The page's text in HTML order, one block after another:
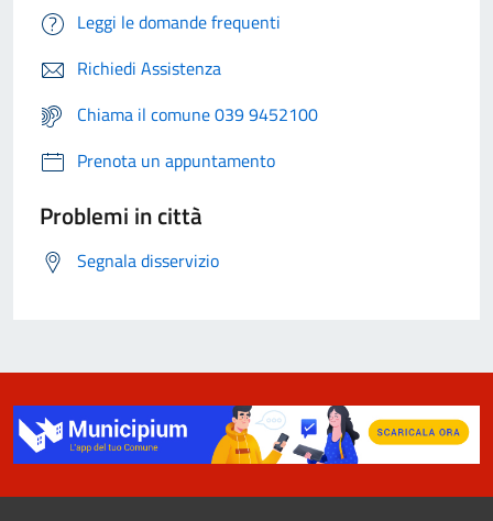
Leggi le domande frequenti
Richiedi Assistenza
Chiama il comune 039 9452100
Prenota un appuntamento
Problemi in città
Segnala disservizio